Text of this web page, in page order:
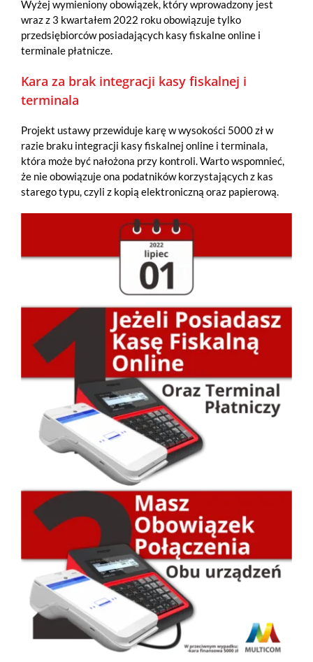
Wyżej wymieniony obowiązek, który wprowadzony jest
wraz z 3 kwartałem 2022 roku obowiązuje tylko
przedsiębiorców posiadających kasy fiskalne online i
terminale płatnicze.
Kara za brak integracji kasy fiskalnej i
terminala
Projekt ustawy przewiduje karę w wysokości 5000 zł w
razie braku integracji kasy fiskalnej online i terminala,
która może być nałożona przy kontroli. Warto wspomnieć,
że nie obowiązuje ona podatników korzystających z kas
starego typu, czyli z kopią elektroniczną oraz papierową.